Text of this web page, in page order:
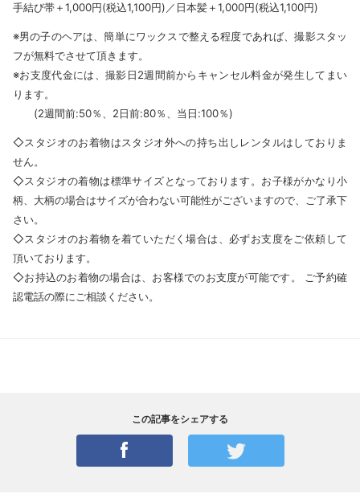
手結び帯＋1,000円(税込1,100円)／日本髪＋1,000円(税込1,100円)
※男の子のヘアは、簡単にワックスで整える程度であれば、撮影スタッ
フが無料でさせて頂きます。
※お支度代金には、撮影日2週間前からキャンセル料金が発生してまい
ります。
(2週間前:50％、2日前:80％、当日:100％)
◇スタジオのお着物はスタジオ外への持ち出しレンタルはしておりま
せん。
◇スタジオの着物は標準サイズとなっております。お子様がかなり小
柄、大柄の場合はサイズが合わない可能性がございますので、ご了承下
さい。
◇スタジオのお着物を着ていただく場合は、必ずお支度をご依頼して
頂いております。
◇お持込のお着物の場合は、お客様でのお支度が可能です。 ご予約確
認電話の際にご相談ください。
この記事をシェアする